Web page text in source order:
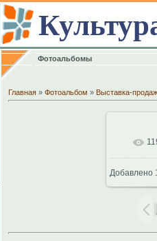
Фотоальбомы
Главная » Фотоальбом » Выставка-
В
Добавлено